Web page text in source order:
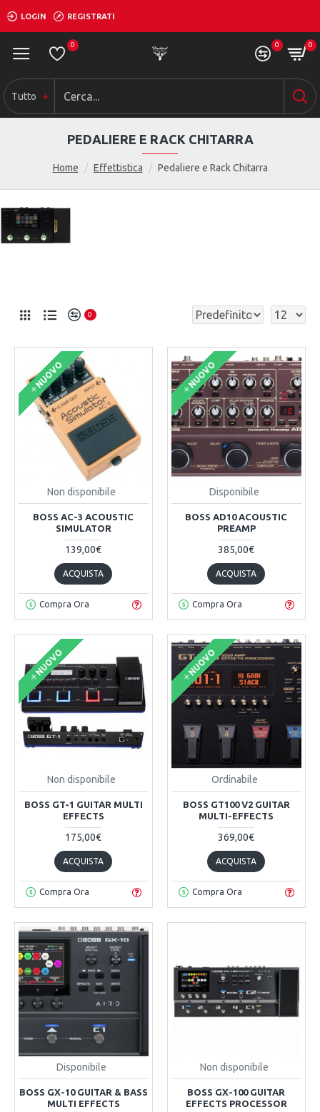
LOGIN REGISTRATI
0 0 0
Tutto
Home Effettistica Pedaliere e Rack Chitarra
PEDALIERE E RACK CHITARRA
0
NUOVO
Non disponibile
BOSS AC-3 ACOUSTIC
SIMULATOR
139,00€
ACQUISTA
Compra Ora
NUOVO
Disponibile
BOSS AD10 ACOUSTIC
PREAMP
385,00€
ACQUISTA
Compra Ora
NUOVO
Non disponibile
BOSS GT-1 GUITAR MULTI
EFFECTS
175,00€
ACQUISTA
Compra Ora
NUOVO
Ordinabile
BOSS GT100 V2 GUITAR
MULTI-EFFECTS
369,00€
ACQUISTA
Compra Ora
Disponibile
BOSS GX-10 GUITAR & BASS
MULTI EFFECTS
Non disponibile
BOSS GX-100 GUITAR
EFFECTS PROCESSOR